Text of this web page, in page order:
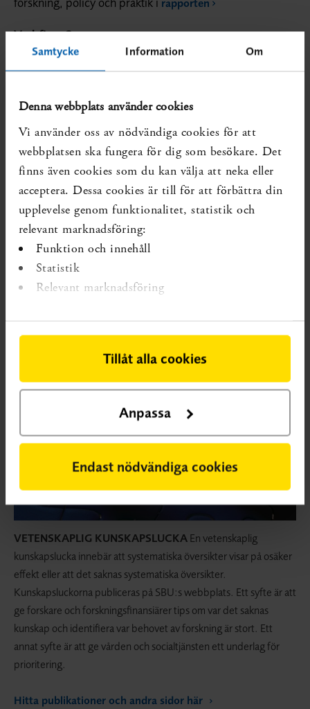
Samtycke Information Om
Denna webbplats använder cookies
Vi använder oss av nödvändiga cookies för att
webbplatsen ska fungera för dig som besökare. Det
finns även cookies som du kan välja att neka eller
acceptera. Dessa cookies är till för att förbättra din
upplevelse genom funktionalitet, statistik och
relevant marknadsföring:
Funktion och innehåll
Statistik
Relevant marknadsföring
Tillåt alla cookies
Anpassa
Endast nödvändiga cookies
Vad finns?
Systematiska översikter som visar på kunskapsluckan:
i nacke, axlar, armar och händer. Stockholm: Statens
beredning för medicinsk och social utvärdering (SBU);
2022. SBU Utvärderar 349.
Mer om översikten
Ej uppdaterade systematiska översikter som visar på
kunskapsluckan:
Inga identifierade
Diarienr:SBU 2023/549
Forskning som förändrar kunskapsläget kan ha tillkommit
senare.
VETENSKAPLIG KUNSKAPSLUCKAEn vetenskaplig
kunskapslucka innebär att systematiska översikter visar på osäker
effekt eller att det saknas systematiska översikter.
Kunskapsluckorna publiceras på SBU:s webbplats. Ett syfte är att
ge forskare och forskningsfinansiärer tips om var det saknas
kunskap och identifiera var behovet av forskning är stort. Ett
annat syfte är att ge vården och socialtjänsten ett underlag för
prioritering.
Hitta publikationer och andra sidor här